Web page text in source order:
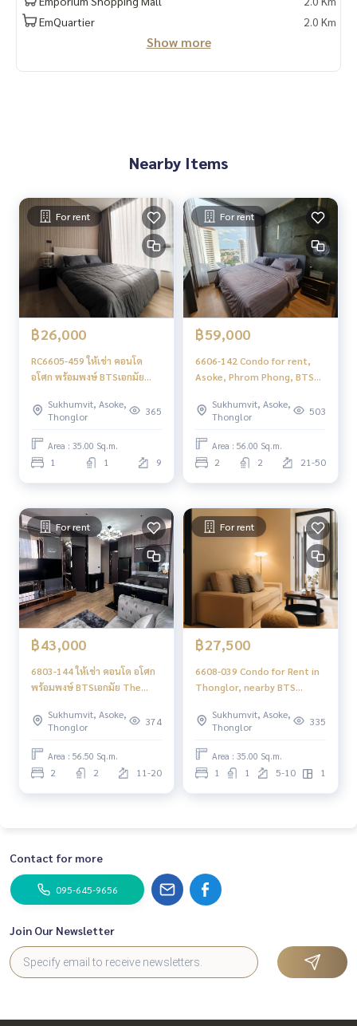
EmQuartier
2.0 Km
Show more
Nearby Items
For rent
฿26,000
RC6605-459 ให้เช่า คอนโด
อโศก พร้อมพงษ์ BTSเอกมัย
ekamai 1ห้องนอน
Sukhumvit, Asoke,
Thonglor
365
Area : 35.00 Sq.m.
1 1 9
For rent
฿59,000
6606-142 Condo for rent,
Asoke, Phrom Phong, BTS
Thonglor-Ekamai. 2
bedrooms fully furnished
Sukhumvit, Asoke,
Thonglor
503
Area : 56.00 Sq.m.
2 2 21-50
For rent
฿43,000
6803-144 ให้เช่า คอนโด อโศก
พร้อมพงษ์ BTSเอกมัย The
Ekamai 2ห้องนอน เฟอร์ครบ
พร้อมอยู่
Sukhumvit, Asoke,
Thonglor
374
Area : 56.50 Sq.m.
2 2 11-20
For rent
฿27,500
6608-039 Condo for Rent in
Thonglor, nearby BTS
Bangkok Thonglor-Ekkamai
Sukhumvit, Asoke,
Thonglor
335
Area : 35.00 Sq.m.
1 1 5-10 1
Contact for more
095-645-9656
Join Our Newsletter